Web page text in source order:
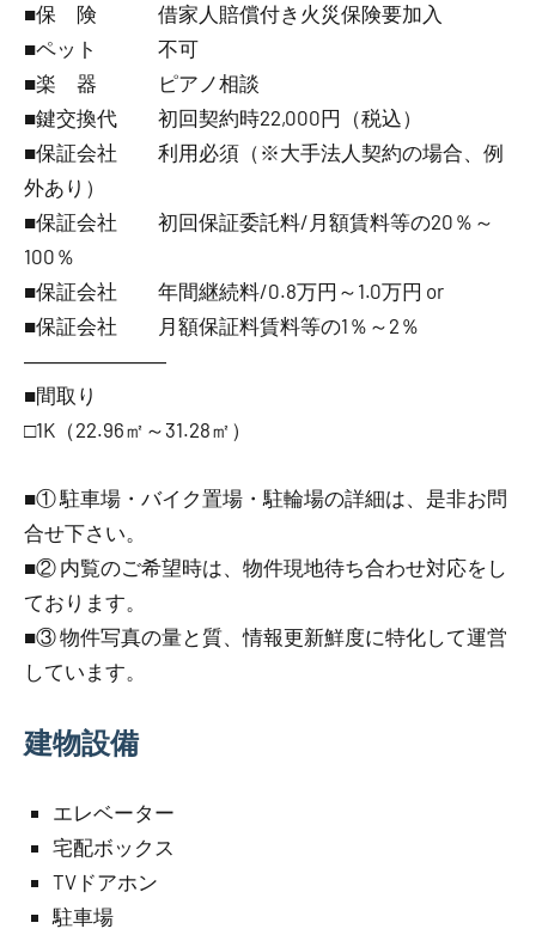
■保 険 借家人賠償付き火災保険要加入
■ペット 不可
■楽 器 ピアノ相談
■鍵交換代 初回契約時22,000円（税込）
■保証会社 利用必須（※大手法人契約の場合、例
外あり）
■保証会社 初回保証委託料/月額賃料等の20％～
100％
■保証会社 年間継続料/0.8万円～1.0万円 or
■保証会社 月額保証料賃料等の1％～2％
―――――――
■間取り
□1K（22.96㎡～31.28㎡）
■① 駐車場・バイク置場・駐輪場の詳細は、是非お問
合せ下さい。
■② 内覧のご希望時は、物件現地待ち合わせ対応をし
ております。
■③ 物件写真の量と質、情報更新鮮度に特化して運営
しています。
建物設備
エレベーター
宅配ボックス
TVドアホン
駐車場